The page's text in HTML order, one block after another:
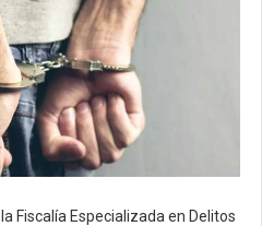
Fiscalía Especializada en Delitos